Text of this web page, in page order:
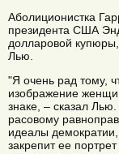
Аболиционистка
президента США
долларовой
Лью.
"Я очень рад тому,
изображение
знаке, – сказал
расовому
идеалы
закрепит ее